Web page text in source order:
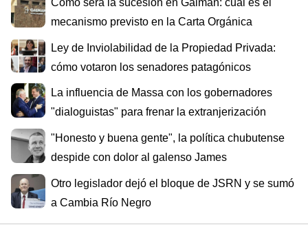
Cómo será la sucesión en Gaiman: cuál es el
mecanismo previsto en la Carta Orgánica
Ley de Inviolabilidad de la Propiedad Privada:
cómo votaron los senadores patagónicos
La influencia de Massa con los gobernadores
"dialoguistas" para frenar la extranjerización
"Honesto y buena gente", la política chubutense
despide con dolor al galenso James
Otro legislador dejó el bloque de JSRN y se sumó
a Cambia Río Negro